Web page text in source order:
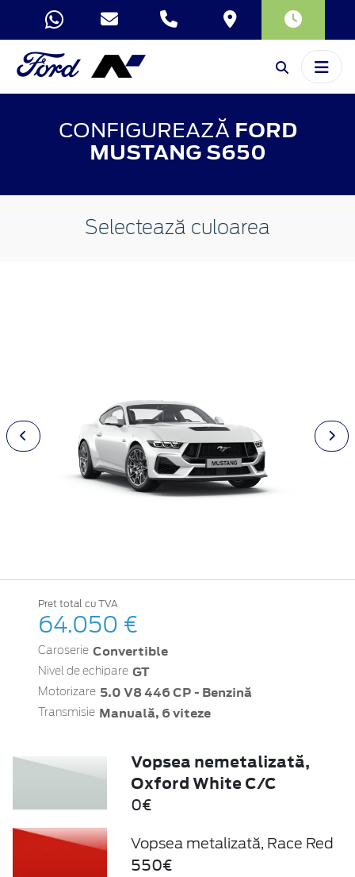
CONFIGUREAZĂ FORD
MUSTANG S650
Selectează culoarea
Pret total cu TVA
64.050 €
Caroserie Convertible
Nivel de echipare GT
Motorizare 5.0 V8 446 CP - Benzină
Transmisie Manuală, 6 viteze
Vopsea nemetalizată,
Oxford White C/C
0€
Vopsea metalizată, Race Red
550€